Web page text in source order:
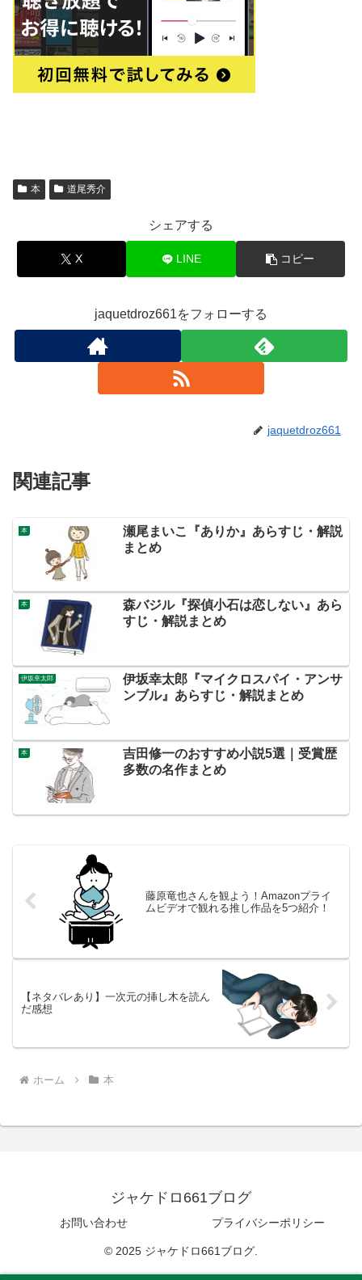
本 道尾秀介
シェアする
X LINE コピー
jaquetdroz661をフォローする
jaquetdroz661
関連記事
本
瀬尾まいこ『ありか』あらすじ・解説
まとめ
本
森バジル『探偵小石は恋しない』あら
すじ・解説まとめ
伊坂幸太郎
伊坂幸太郎『マイクロスパイ・アンサ
ンブル』あらすじ・解説まとめ
本
吉田修一のおすすめ小説5選｜受賞歴
多数の名作まとめ
藤原竜也さんを観よう！Amazonプライ
ムビデオで観れる推し作品を5つ紹介！
【ネタバレあり】一次元の挿し木を読ん
だ感想
ホーム 本
ジャケドロ661ブログ
お問い合わせ プライバシーポリシー
© 2025 ジャケドロ661ブログ.